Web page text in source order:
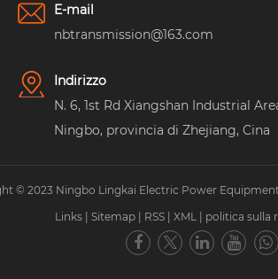
E-mail
nbtransmission@163.com
Indirizzo
N. 6, 1st Rd Xiangshan Industrial
Ningbo, provincia di Zhejiang, Cina
© 2023 Ningbo Lingkai Electric Power
Links
Sitemap RSS XML politica sulla